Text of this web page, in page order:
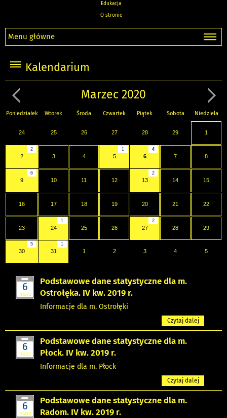
Edukacja
O stronie
Menu główne
Kalendarium
Marzec 2020
Poniedziałek Wtorek Środa Czwartek Piątek Sobota Niedziela
24 25 26 27 28 29 1
2
2 3 4
1
5
4
6 7 8
6
9 10 11 12
2
13 14 15
16 17 18 19 20 21 22
23
1
24 25 26
2
27 28 29
5
30
1
31 1 2 3 4 5
6
marz
Podstawowe dane statystyczne dla m.
Ostrołęka. IV kw. 2019 r.
Informacje dla m. Ostrołęki
Czytaj dalej
6
marz
Podstawowe dane statystyczne dla m.
Płock. IV kw. 2019 r.
Informacje dla m. Płock
Czytaj dalej
6
marz
Podstawowe dane statystyczne dla m.
Radom. IV kw. 2019 r.